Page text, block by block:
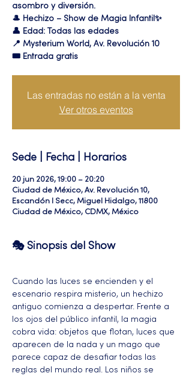
asombro y diversión.
🎩 Hechizo – Show de Magia Infantil✨
👤 Edad: Todas las edades
📍 Mysterium World, Av. Revolución 10
🎟️ Entrada gratis
Las entradas no están a la venta
Ver otros eventos
Sede | Fecha | Horarios
20 jun 2026, 19:00 – 20:20
Ciudad de México, Av. Revolución 10,
Escandón I Secc, Miguel Hidalgo, 11800
Ciudad de México, CDMX, México
🎭 Sinopsis del Show
Cuando las luces se encienden y el
escenario respira misterio, un hechizo
antiguo comienza a despertar. Frente a
los ojos del público infantil, la magia
cobra vida: objetos que flotan, luces que
aparecen de la nada y un mago que
parece capaz de desafiar todas las
reglas del mundo real. Los niños se